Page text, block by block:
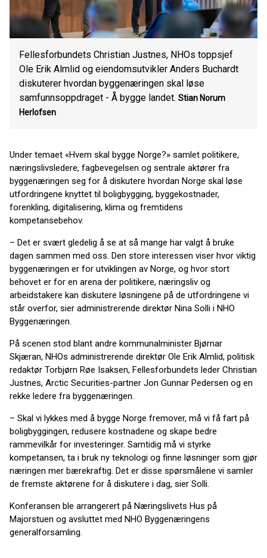
Fellesforbundets Christian Justnes, NHOs toppsjef
Ole Erik Almlid og eiendomsutvikler Anders Buchardt
diskuterer hvordan byggenæringen skal løse
samfunnsoppdraget - Å bygge landet. Stian Norum
Herlofsen
Under temaet «Hvem skal bygge Norge?» samlet politikere,
næringslivsledere, fagbevegelsen og sentrale aktører fra
byggenæringen seg for å diskutere hvordan Norge skal løse
utfordringene knyttet til boligbygging, byggekostnader,
forenkling, digitalisering, klima og fremtidens
kompetansebehov.
– Det er svært gledelig å se at så mange har valgt å bruke
dagen sammen med oss. Den store interessen viser hvor viktig
byggenæringen er for utviklingen av Norge, og hvor stort
behovet er for en arena der politikere, næringsliv og
arbeidstakere kan diskutere løsningene på de utfordringene vi
står overfor, sier administrerende direktør Nina Solli i NHO
Byggenæringen.
På scenen stod blant andre kommunalminister Bjørnar
Skjæran, NHOs administrerende direktør Ole Erik Almlid, politisk
redaktør Torbjørn Røe Isaksen, Fellesforbundets leder Christian
Justnes, Arctic Securities-partner Jon Gunnar Pedersen og en
rekke ledere fra byggenæringen.
– Skal vi lykkes med å bygge Norge fremover, må vi få fart på
boligbyggingen, redusere kostnadene og skape bedre
rammevilkår for investeringer. Samtidig må vi styrke
kompetansen, ta i bruk ny teknologi og finne løsninger som gjør
næringen mer bærekraftig. Det er disse spørsmålene vi samler
de fremste aktørene for å diskutere i dag, sier Solli.
Konferansen ble arrangerert på Næringslivets Hus på
Majorstuen og avsluttet med NHO Byggenæringens
generalforsamling.